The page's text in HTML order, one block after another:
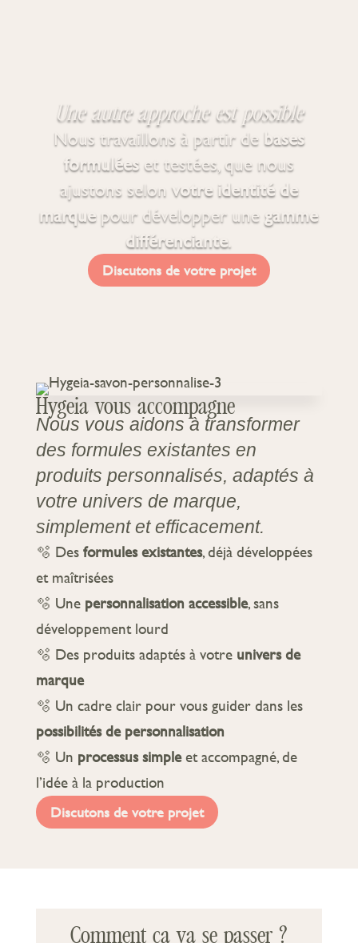
Une autre approche est possible
Nous travaillons à partir de bases
formuléeset testées, que nous
ajustons selon votre identité de
marquepour développer unegamme
différenciante.
Discutons de votre projet
Hygeia vous accompagne
Nous vous aidons à transformer
des formules existantes en
produits personnalisés, adaptés à
votre univers de marque,
simplement et efficacement.
🫧 Des formules existantes, déjà développées
et maîtrisées
🫧 Une personnalisation accessible, sans
développement lourd
🫧 Des produits adaptés à votre univers de
marque
🫧 Un cadre clair pour vous guider dans les
possibilités de personnalisation
🫧 Un processus simpleet accompagné, de
l’idée à la production
Discutons de votre projet
Comment ça va se passer ?